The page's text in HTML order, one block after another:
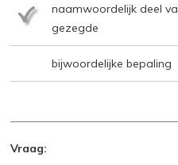
naamwoordelijk deel
gezegde
bijwoordelijke bepaling
Vraag: